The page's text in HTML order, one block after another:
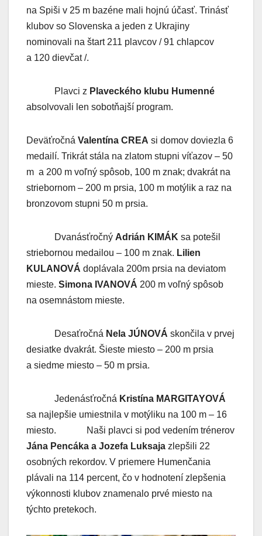
na Spiši v 25 m bazéne mali hojnú účasť. Trinásť
klubov so Slovenska a jeden z Ukrajiny
nominovali na štart 211 plavcov / 91 chlapcov
a 120 dievčat /.
Plavci z Plaveckého klubu Humenné
absolvovali len sobotňajší program.
Deväťročná Valentína CREA si domov doviezla 6
medailí. Trikrát stála na zlatom stupni víťazov – 50
m a 200 m voľný spôsob, 100 m znak; dvakrát na
striebornom – 200 m prsia, 100 m motýlik a raz na
bronzovom stupni 50 m prsia.
Dvanásťročný Adrián KIMÁK sa potešil
striebornou medailou – 100 m znak. Lilien
KULANOVÁ doplávala 200m prsia na deviatom
mieste. Simona IVANOVÁ 200 m voľný spôsob
na osemnástom mieste.
Desaťročná Nela JÚNOVÁ skončila v prvej
desiatke dvakrát. Šieste miesto – 200 m prsia
a siedme miesto – 50 m prsia.
Jedenásťročná Kristína MARGITAYOVÁ
sa najlepšie umiestnila v motýliku na 100 m – 16
miesto. Naši plavci si pod vedením trénerov
Jána Pencáka a Jozefa Luksaja zlepšili 22
osobných rekordov. V priemere Humenčania
plávali na 114 percent, čo v hodnotení zlepšenia
výkonnosti klubov znamenalo prvé miesto na
týchto pretekoch.